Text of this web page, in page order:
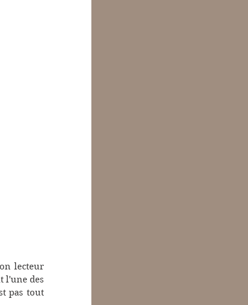
lecteur
l'une des
pas tout